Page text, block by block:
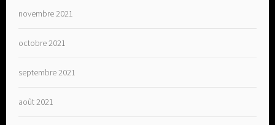
novembre 2021
octobre 2021
septembre 2021
août 2021